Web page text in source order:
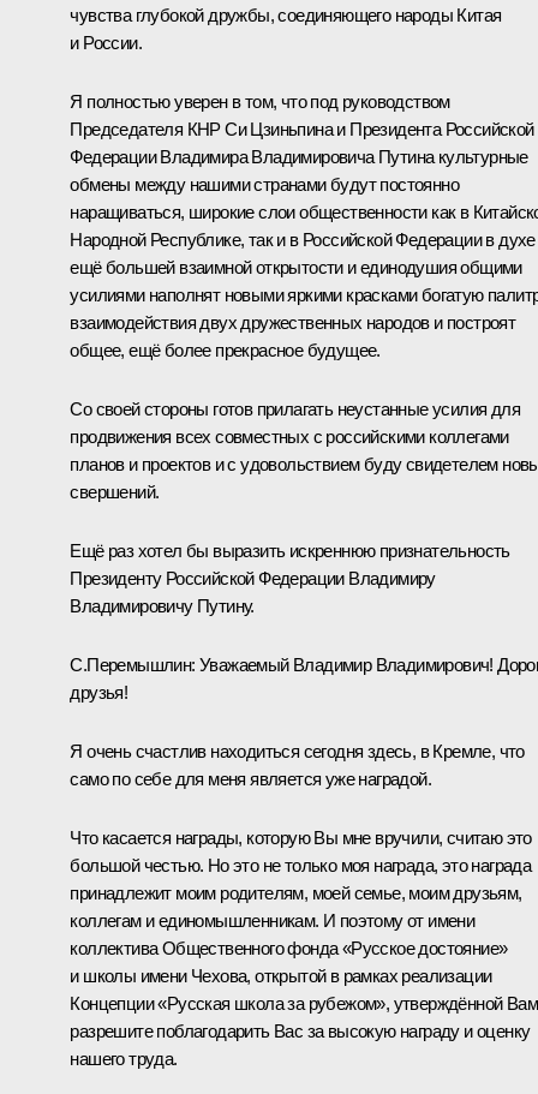
чувства глубокой дружбы, соединяющего народы Китая
и России.
Я полностью уверен в том, что под руководством
Председателя КНР Си Цзиньпина и Президента Российской
Федерации Владимира Владимировича Путина культурные
обмены между нашими странами будут постоянно
наращиваться, широкие слои общественности как в
Народной Республике, так и в Российской Федерации в духе
ещё большей взаимной открытости и единодушия общими
усилиями наполнят новыми яркими красками богатую
взаимодействия двух дружественных народов и построят
общее, ещё более прекрасное будущее.
Со своей стороны готов прилагать неустанные усилия для
продвижения всех совместных с российскими коллегами
планов и проектов и с удовольствием буду свидетелем
свершений.
Ещё раз хотел бы выразить искреннюю признательность
Президенту Российской Федерации Владимиру
Владимировичу Путину.
С.Перемышлин: Уважаемый Владимир Владимирович!
друзья!
Я очень счастлив находиться сегодня здесь, в Кремле, что
само по себе для меня является уже наградой.
Что касается награды, которую Вы мне вручили, считаю это
большой честью. Но это не только моя награда, это награда
принадлежит моим родителям, моей семье, моим друзьям,
коллегам и единомышленникам. И поэтому от имени
коллектива Общественного фонда «Русское достояние»
и школы имени Чехова, открытой в рамках реализации
Концепции «Русская школа за рубежом», утверждённой
разрешите поблагодарить Вас за высокую награду и оценку
нашего труда.